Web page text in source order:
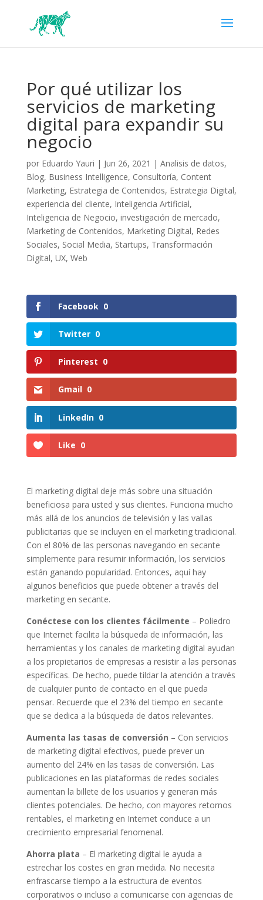
Por qué utilizar los
servicios de marketing
digital para expandir su
negocio
por Eduardo Yauri | Jun 26, 2021 | Analisis de datos,
Blog, Business Intelligence, Consultoría, Content
Marketing, Estrategia de Contenidos, Estrategia Digital,
experiencia del cliente, Inteligencia Artificial,
Inteligencia de Negocio, investigación de mercado,
Marketing de Contenidos, Marketing Digital, Redes
Sociales, Social Media, Startups, Transformación
Digital, UX, Web
Facebook 0
Twitter 0
Pinterest 0
Gmail 0
LinkedIn 0
Like 0
El marketing digital deje más sobre una situación
beneficiosa para usted y sus clientes. Funciona mucho
más allá de los anuncios de televisión y las vallas
publicitarias que se incluyen en el marketing tradicional.
Con el 80% de las personas navegando en secante
simplemente para resumir información, los servicios
están ganando popularidad. Entonces, aquí hay
algunos beneficios que puede obtener a través del
marketing en secante.
Conéctese con los clientes fácilmente – Poliedro
que Internet facilita la búsqueda de información, las
herramientas y los canales de marketing digital ayudan
a los propietarios de empresas a resistir a las personas
específicas. De hecho, puede tildar la atención a través
de cualquier punto de contacto en el que pueda
pensar. Recuerde que el 23% del tiempo en secante
que se dedica a la búsqueda de datos relevantes.
Aumenta las tasas de conversión – Con servicios
de marketing digital efectivos, puede prever un
aumento del 24% en las tasas de conversión. Las
publicaciones en las plataformas de redes sociales
aumentan la billete de los usuarios y generan más
clientes potenciales. De hecho, con mayores retornos
rentables, el marketing en Internet conduce a un
crecimiento empresarial fenomenal.
Ahorra plata – El marketing digital le ayuda a
estrechar los costes en gran medida. No necesita
enfrascarse tiempo a la estructura de eventos
corporativos o incluso a comunicarse con agencias de